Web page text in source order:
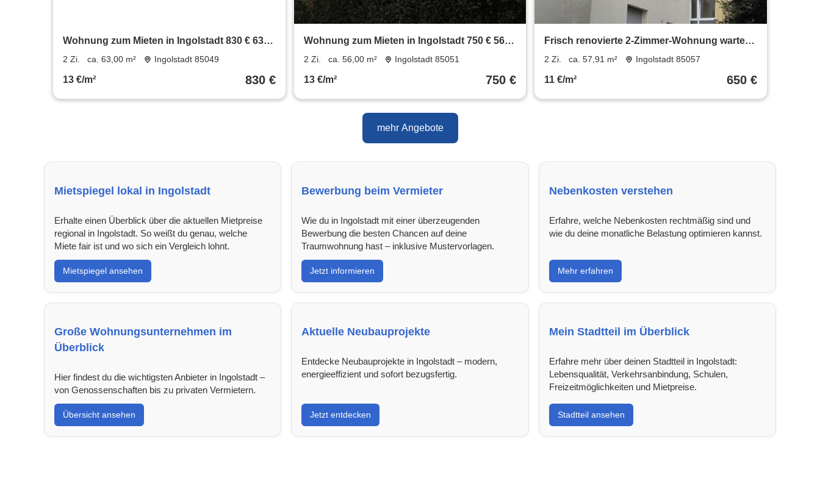
Wohnung zum Mieten in Ingolstadt 830 € 63
m²
2 Zi. ca. 63,00 m² Ingolstadt 85049
13 €/m² 830 €
Wohnung zum Mieten in Ingolstadt 750 € 56
m²
2 Zi. ca. 56,00 m² Ingolstadt 85051
13 €/m² 750 €
Frisch renovierte 2-Zimmer-Wohnung wartet
auf Sie!
2 Zi. ca. 57,91 m² Ingolstadt 85057
11 €/m² 650 €
mehr Angebote
Mietspiegel lokal in Ingolstadt
Erhalte einen Überblick über die aktuellen Mietpreise
regional in Ingolstadt. So weißt du genau, welche
Miete fair ist und wo sich ein Vergleich lohnt.
Mietspiegel ansehen
Bewerbung beim Vermieter
Wie du in Ingolstadt mit einer überzeugenden
Bewerbung die besten Chancen auf deine
Traumwohnung hast – inklusive Mustervorlagen.
Jetzt informieren
Nebenkosten verstehen
Erfahre, welche Nebenkosten rechtmäßig sind und
wie du deine monatliche Belastung optimieren kannst.
Mehr erfahren
Große Wohnungsunternehmen im
Überblick
Hier findest du die wichtigsten Anbieter in Ingolstadt –
von Genossenschaften bis zu privaten Vermietern.
Übersicht ansehen
Aktuelle Neubauprojekte
Entdecke Neubauprojekte in Ingolstadt – modern,
energieeffizient und sofort bezugsfertig.
Jetzt entdecken
Mein Stadtteil im Überblick
Erfahre mehr über deinen Stadtteil in Ingolstadt:
Lebensqualität, Verkehrsanbindung, Schulen,
Freizeitmöglichkeiten und Mietpreise.
Stadtteil ansehen